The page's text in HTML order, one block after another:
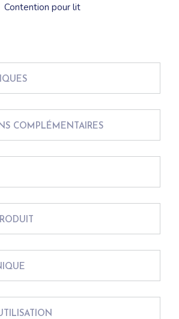
Contention pour lit
COMPLÉMENTAIRES